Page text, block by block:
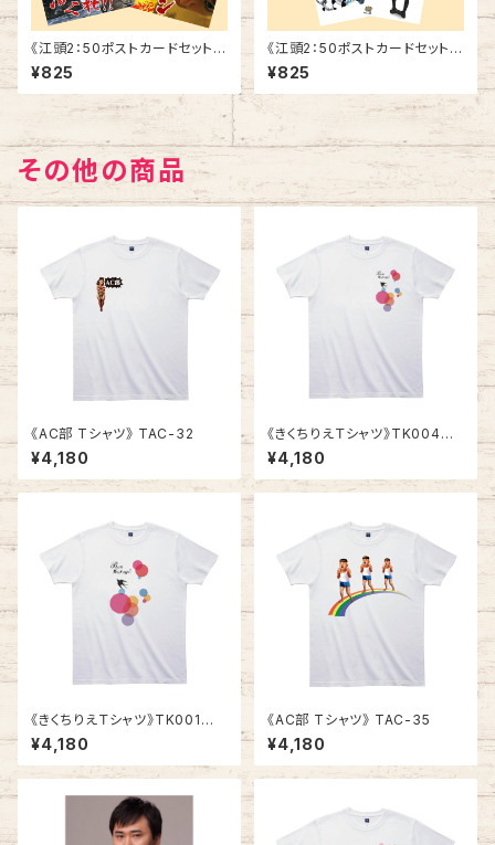
《江頭2：50ポストカードセット》
SCE-V3
¥825
《江頭2：50ポストカードセット》
SCE-V2
¥825
その他の商品
《AC部 Tシャツ》 TAC-32
¥4,180
《きくちりえＴシャツ》TK004
／ ツバメ2
¥4,180
《きくちりえＴシャツ》TK001
／ ツバメ1
¥4,180
《AC部 Tシャツ》 TAC-35
¥4,180